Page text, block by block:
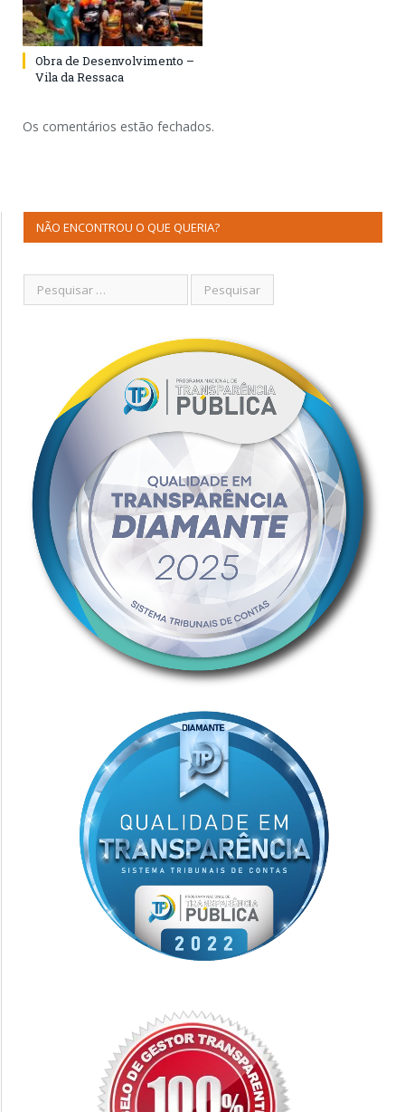
Obra de Desenvolvimento –
Vila da Ressaca
Os comentários estão fechados.
NÃO ENCONTROU O QUE QUERIA?